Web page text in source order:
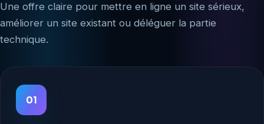
Une offre claire pour mettre en ligne un site sérieux,
améliorer un site existant ou déléguer la partie
technique.
01